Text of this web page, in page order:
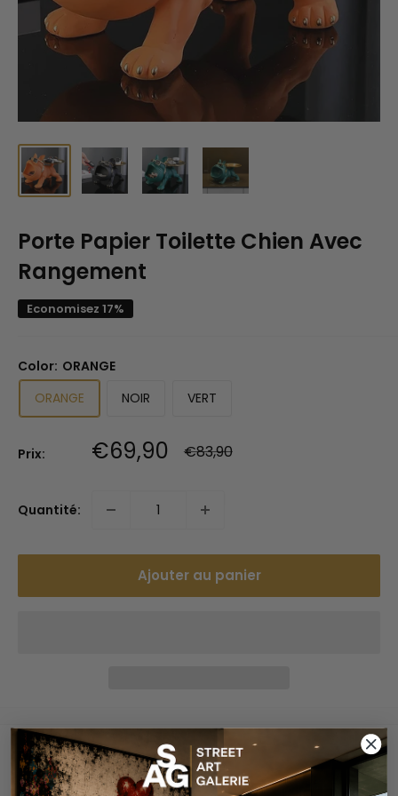
Porte Papier Toilette Chien Avec
Rangement
Economisez 17%
Color: ORANGE
ORANGE
NOIR VERT
Prix: Prix
réduit
€69,90 Prix
normal
€83,90
Quantité:
Ajouter au panier
Paiements sécurisés